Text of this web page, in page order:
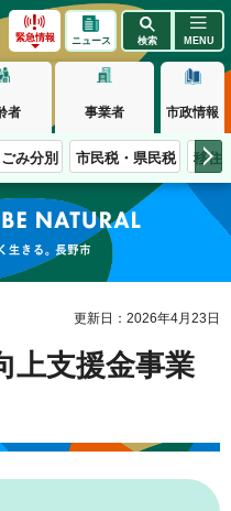
緊急情報 ニュース 検索 MENU
者 事業者 市政情報
ごみ分別 市民税・県民税 移住
生きる。長野市
更新日：2026年4月23日
上支援金事業